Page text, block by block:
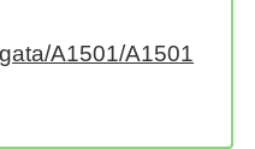
A1501/A1501